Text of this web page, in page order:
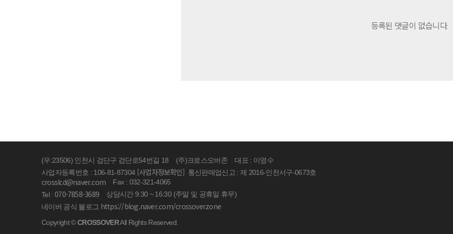
등록된 댓글이 없습니다.
(우:23506) 인천시 검단구 검단로54번길 18 (주)크로스오버존
대표 : 이영수
사업자등록번호 : 106-81-87304 [사업자정보확인] 통신판매업신고 : 제 2016-인천서구-0673호
crosslcd@naver.com
Fax : 032-321-4065
Tel : 070-7858-3689
상담시간 9:30 ~ 16:30 (주말 및 공휴일 휴무)
네이버 공식 블로그 https://blog.naver.com/crossoverzone
Copyright ©CROSSOVERAll Rights Reserved.